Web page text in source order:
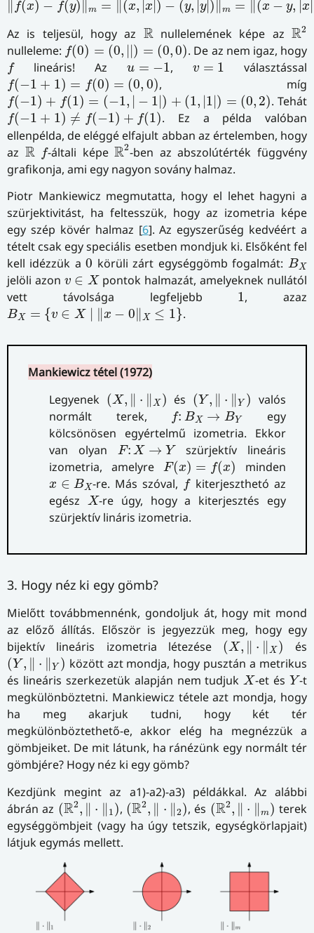
f(x) − f(y) ∥m = (x, x ) − (y, y| ) m = (x − y, x
Az is teljesül, hogy az R
Rnullelemének képe azR2
R2
nulleleme: f(0) = (0, ) = (0,0)
f(0)=(0,|| )=( 0,0) . De az nem igaz, hogy
f
flineáris! Azu = −1
u=− ,v = 1
v =1 választással
f(−1 + 1) = f(0) = (0, 0)
f(− 1+1)=f(0 (0,0 , míg
f(−1) + f(1) = (−1, − 1 ) + (1, 1 ) = (0, 2)
f(− 1)+f (1)=(−1 ,|− | )+(1,|1 | =(0 2 ) . Tehát
f(−1 + 1) ≠ f(−1) + f(1)
f(− 1+1 )≠f(−1 )+f 1)
. Ez a példa valóban
ellenpélda, de eléggé elfajult abban az értelemben, hogy
az R
R f
f-általi képeR2
R2-ben az abszolútérték függvény
grafikonja, ami egy nagyon sovány halmaz.
Piotr Mankiewicz megmutatta, hogy el lehet hagyni a
szürjektivitást, ha feltesszük, hogy az izometria képe
egy szép kövér halmaz [6]. Az egyszerűség kedvéért a
tételt csak egy speciális esetben mondjuk ki. Elsőként fel
kell idézzük a0
0 körüli zárt egységgömb fogalmát: BX
BX
jelöli azon v ∈ X
v ∈ X pontok halmazát, amelyeknek nullától
vett távolsága legfeljebb 1
1 , azaz
BX = {v ∈ X x − 0 X ≤ 1}
BX= ∈X ∣‖x−0‖X 1} .
Mankiewicz tétel (1972)
Legyenek (X, ⋅ X )
(X,‖ ⋅‖ X) és (Y, ⋅ ∥Y )
(Y,‖ ⋅ Y)
valós
normált terek,
f: BX → BY
f:BX→BY
egy
kölcsönösen egyértelmű izometria. Ekkor
van olyan
F: X → Y
F:X→Y
szürjektív lineáris
izometria, amelyre
F(x) = f(x)
F(x)=f(x) minden
x ∈ BX
x∈BX -re. Más szóval, f
fkiterjeszthetó az
egész
X
X -re úgy, hogy a kiterjesztés egy
szürjektív lináris izometria.
3. Hogy néz ki egy gömb?
Mielőtt továbbmennénk, gondoljuk át, hogy mit mond
az előző állítás. Először is jegyezzük meg, hogy egy
bijektív lineáris izometria létezése (X, ⋅ X )
(X,‖⋅‖X)
és
(Y, ⋅ ∥Y )
(Y,‖⋅‖Y)
között azt mondja, hogy pusztán a metrikus
és lineáris szerkezetük alapján nem tudjukX
X -et és Y
Y-t
megkülönböztetni. Mankiewicz tétele azt mondja, hogy
ha meg akarjuk tudni, hogy két tér
megkülönböztethető-e, akkor elég ha megnézzük a
gömbjeiket. De mit látunk, ha ránézünk egy normált tér
gömbjére? Hogy néz ki egy gömb?
Kezdjünk megint az a1)-a2)-a3) példákkal. Az alábbi
ábrán az (R2, ⋅ 1)
(R2,‖⋅‖1) , (R2, ⋅ 2)
(R2,‖⋅‖2) , és (R2, ⋅ m)
(R2,‖⋅‖ m)
terek
egységgömbjeit (vagy ha úgy tetszik, egységkörlapjait)
látjuk egymás mellett.